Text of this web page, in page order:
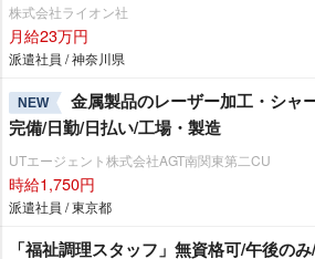
株式会社ライオン社
月給23万円
派遣社員 / 神奈川県
NEW
金属製品のレーザー加工・シャ
完備/日勤/日払い/工場・製造
UTエージェント株式会社AGT南関東第二CU
時給1,750円
派遣社員 / 東京都
「福祉調理スタッフ」無資格可/午後の